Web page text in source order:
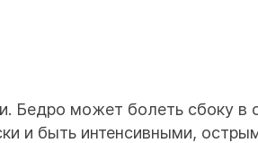
Бедро может болеть сбоку в
и быть интенсивными,